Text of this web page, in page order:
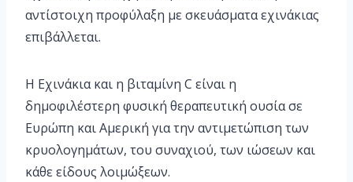
αντίστοιχη προφύλαξη με σκευάσματα εχινάκιας
επιβάλλεται.
Η Εχινάκια και η βιταμίνη C είναι η
δημοφιλέστερη φυσική θεραπευτική ουσία σε
Ευρώπη και Αμερική για την αντιμετώπιση των
κρυολογημάτων, του συναχιού, των ιώσεων και
κάθε είδους λοιμώξεων.